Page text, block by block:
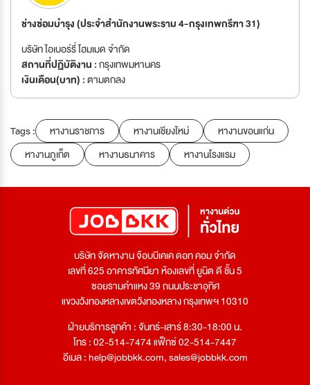
ช่างซ่อมบำรุง (ประจำสำนักงานพระราม 4-กรุงเทพกรีฑา 31)
บริษัท ไอเบอร์รี่ โฮมเมด จำกัด
สถานที่ปฏิบัติงาน :กรุงเทพมหานคร
เงินเดือน(บาท) :ตามตกลง
Tags : หางานราชการ หางานเชียงใหม่
หางานขอนแก่น
หางานภูเก็ต
หางานธนาคาร หางานโรงแรม
บริษัท จัดหางาน จ๊อบบีเคเค ดอท คอม จำกัด
เลขที่ 625 อาคารทัศนียา ห้องเลขที่ ยูนิต ดี ชั้น 5
ซอยรามคำแหง 39 ถนนประชาอุทิศ
แขวงวังทองหลางเขตวังทองหลาง กรุงเทพฯ 10310
ฝ่ายบริการลูกค้า : จันทร์-เสาร์ 8:30-18:00 น.
โทร : 02-514-7474 แฟ็กซ์ 02-514-7447
อีเมล :help@jobbkk.com,sales@jobbkk.com